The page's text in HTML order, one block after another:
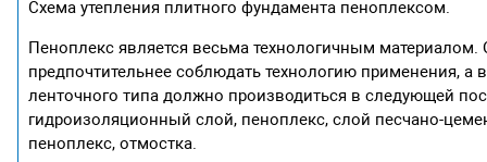
Схема утепления плитного фундамента пеноплексом.
Пеноплекс является весьма технологичным
предпочтительнее соблюдать технологию применения,
ленточного типа должно производиться в следующей
гидроизоляционный слой, пеноплекс, слой песчано-
пеноплекс, отмостка.